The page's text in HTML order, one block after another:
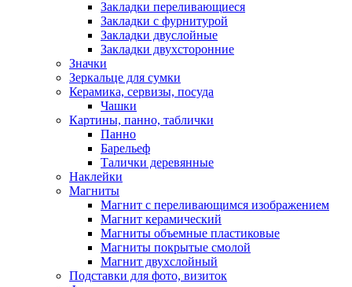
Закладки переливающиеся
Закладки с фурнитурой
Закладки двуслойные
Закладки двухсторонние
Значки
Зеркальце для сумки
Керамика, сервизы, посуда
Чашки
Картины, панно, таблички
Панно
Барельеф
Талички деревянные
Наклейки
Магниты
Магнит с переливающимся изображением
Магнит керамический
Магниты объемные пластиковые
Магниты покрытые смолой
Магнит двухслойный
Подставки для фото, визиток